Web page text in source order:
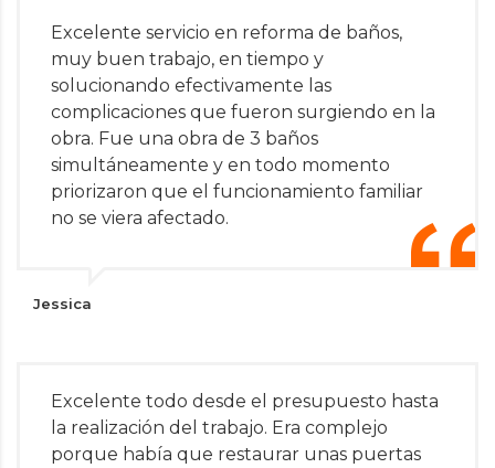
Excelente servicio en reforma de baños,
muy buen trabajo, en tiempo y
solucionando efectivamente las
complicaciones que fueron surgiendo en la
obra. Fue una obra de 3 baños
simultáneamente y en todo momento
priorizaron que el funcionamiento familiar
no se viera afectado.
Jessica
Excelente todo desde el presupuesto hasta
la realización del trabajo. Era complejo
porque había que restaurar unas puertas